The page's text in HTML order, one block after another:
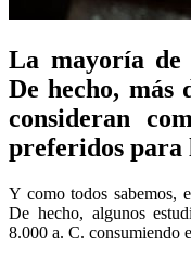
La mayoría de
De hecho, más
consideran
preferidos para
Y como todos sabemos,
De hecho, algunos
8.000 a. C. consumiendo